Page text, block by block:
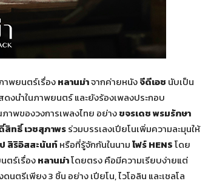
าพยนตร์เรื่องหลานม่าจากค่ายหนังจีดีเอช นับเป็น
งนำในภาพยนตร์ และยังร้องเพลงประกอบ
าพของวงการเพลงไทย อย่างขจรเดช พรมรักษา
สิทธิ์ เวชสุภาพรร่วมบรรเลงเปียโนเพิ่มความละมุนให้
สิริอิสสะนันท์หรือที่รู้จักกันในนามโฟร์ HENSโดย
ตร์เรื่องหลานม่าโดยตรง คือมีความเรียบง่ายแต่
ตรีเพียง 3 ชิ้น อย่าง เปียโน, ไวโอลิน และเชลโล